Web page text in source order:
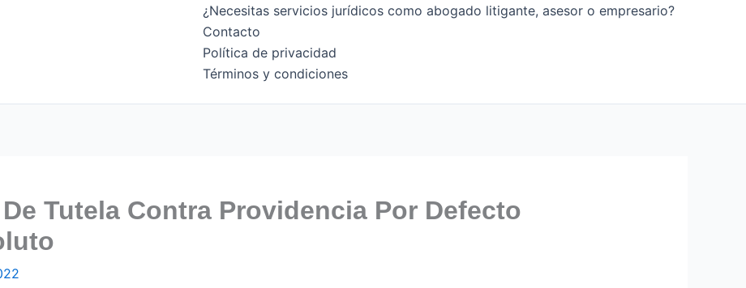
¿Necesitas servicios jurídicos como abogado litigante, asesor o empresario?
Contacto
Política de privacidad
Términos y condiciones
Tutela Contra Providencia Por Defecto